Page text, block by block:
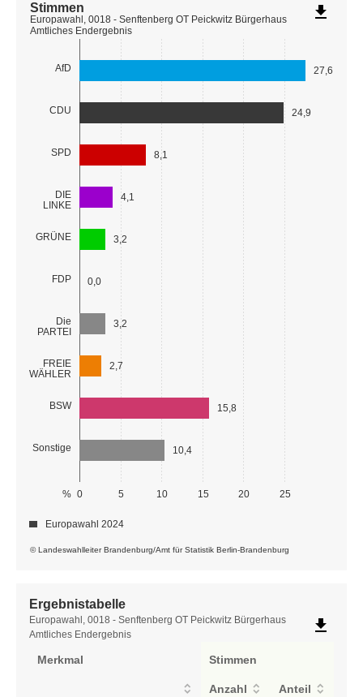
AfD
CDU
SPD
DIE
LINKE
GRÜNE
FDP
Die
PARTEI
FREIE
WÄHLER
BSW
Sonstige
0 5 10 15 20 25
%
27,6
24,9
8,1
4,1
3,2
0,0
3,2
2,7
15,8
10,4
© Landeswahlleiter Brandenburg/Amt für Statistik Berlin-Brandenburg
Stimmen
Europawahl, 0018 - Senftenberg OT Peickwitz Bürgerhaus
Amtliches Endergebnis
Europawahl 2024
file_download
Ergebnistabelle
Ergebnistabelle
Europawahl, 0018 - Senftenberg OT Peickwitz Bürgerhaus
Amtliches Endergebnis
file_download
Merkmal Stimmen
Anzahl Anteil